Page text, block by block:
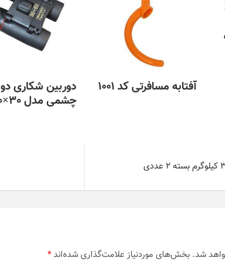
آفتابه مسافرتی کد 1001
دوربین شکاری دو
چشمی مدل 30×60
شد. بخش‌های موردنیاز علامت‌گذاری شده‌اند*